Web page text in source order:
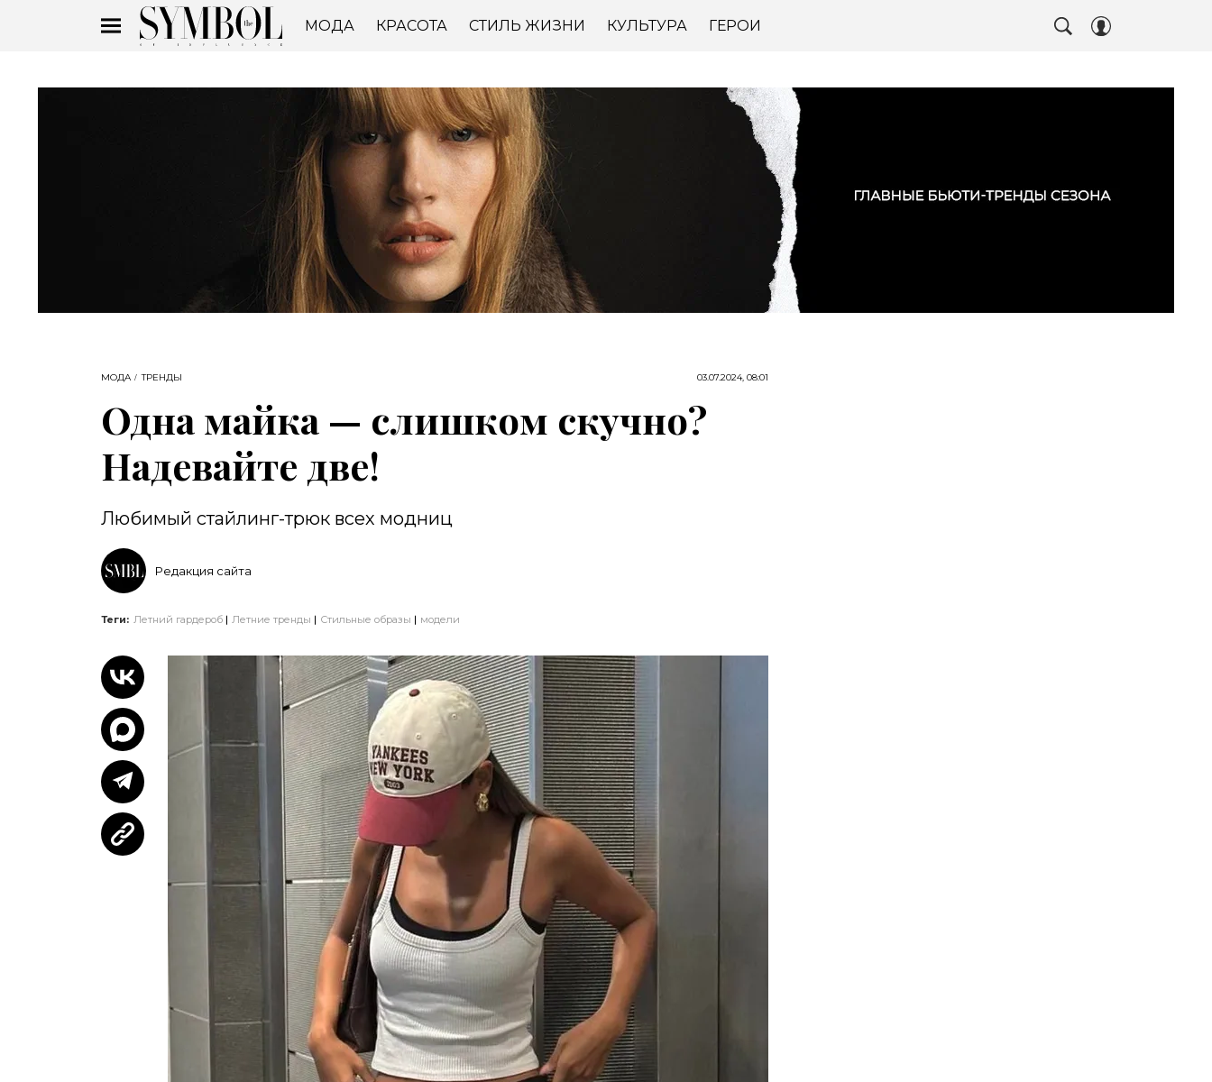
МОДА КРАСОТА СТИЛЬ ЖИЗНИ КУЛЬТУРА ГЕРОИ
МОДА ТРЕНДЫ 03.07.2024, 08:01
Одна майка — слишком скучно?
Надевайте две!
Любимый стайлинг-трюк всех модниц
Редакция сайта
Теги: Летний гардероб Летние тренды Стильные образы модели